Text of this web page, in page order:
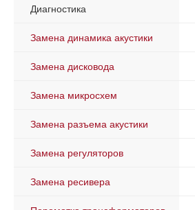
Диагностика
Замена динамика акустики
Замена дисковода
Замена микросхем
Замена разъема акустики
Замена регуляторов
Замена ресивера